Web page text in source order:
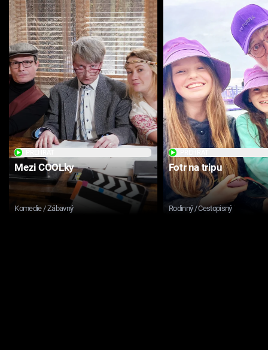
Mezi COOLky
Komedie / Zábavný
Fotr na tripu
Rodinný / Cestopisný